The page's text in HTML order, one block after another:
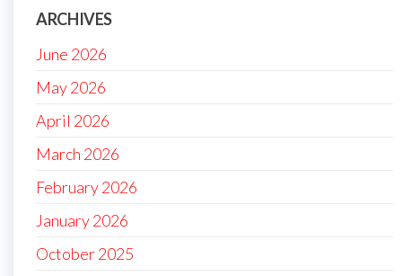
ARCHIVES
June 2026
May 2026
April 2026
March 2026
February 2026
January 2026
October 2025